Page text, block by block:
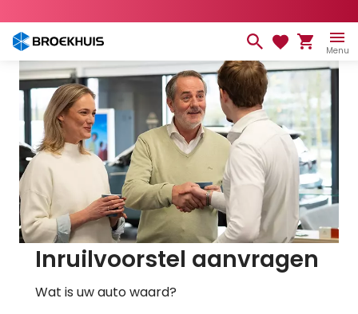
en
naar
inhoud
gaan
Menu
Inruilvoorstel aanvragen
Wat is uw auto waard?